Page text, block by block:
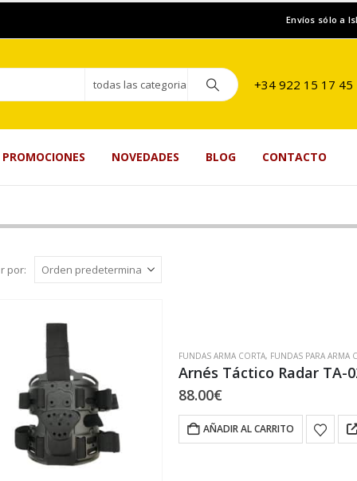
Envíos sólo a
todas las categorias +34 922 15 17 45
PROMOCIONES NOVEDADES BLOG CONTACTO
por:
FUNDAS ARMA CORTA, FUNDAS PARA ARMA
Arnés Táctico Radar TA-
88.00€
AÑADIR AL CARRITO